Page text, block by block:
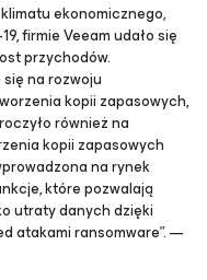
ekonomicznego,
firmie Veeam udało się
przychodów.
na rozwoju
kopii zapasowych,
również na
kopii zapasowych
na rynek
które pozwalają
utraty danych dzięki
atakami ransomware”. —